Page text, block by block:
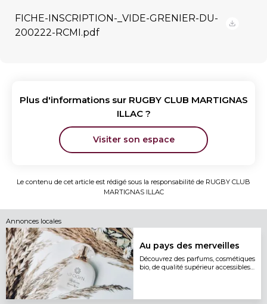
FICHE-INSCRIPTION-_VIDE-GRENIER-DU-
200222-RCMI.pdf
Plus d'informations sur RUGBY CLUB MARTIGNAS
ILLAC?
Visiter son espace
Le contenu de cet article est rédigé sous la responsabilité de RUGBY CLUB
MARTIGNAS ILLAC
Annonces locales
Au pays des merveilles
Découvrez des parfums, cosmétiques
bio, de qualité supérieur accessibles